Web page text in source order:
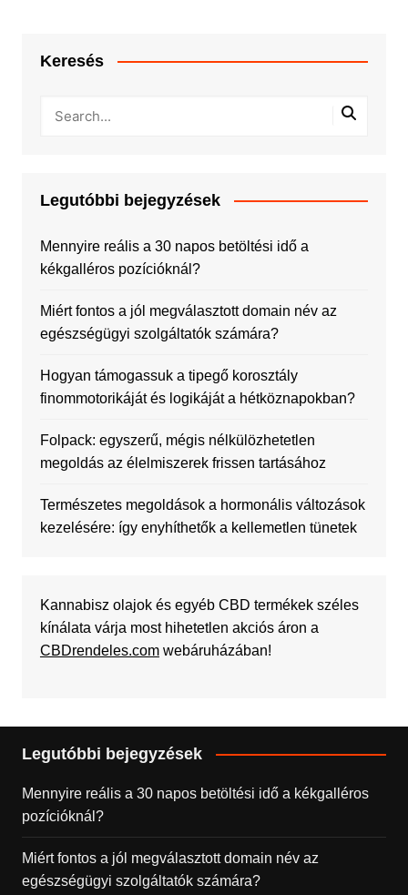
Keresés
Legutóbbi bejegyzések
Mennyire reális a 30 napos betöltési idő a
kékgalléros pozícióknál?
Miért fontos a jól megválasztott domain név az
egészségügyi szolgáltatók számára?
Hogyan támogassuk a tipegő korosztály
finommotorikáját és logikáját a hétköznapokban?
Folpack: egyszerű, mégis nélkülözhetetlen
megoldás az élelmiszerek frissen tartásához
Természetes megoldások a hormonális változások
kezelésére: így enyhíthetők a kellemetlen tünetek
Kannabisz olajok és egyéb CBD termékek széles
kínálata várja most hihetetlen akciós áron a
CBDrendeles.comwebáruházában!
Legutóbbi bejegyzések
Mennyire reális a 30 napos betöltési idő a kékgalléros
pozícióknál?
Miért fontos a jól megválasztott domain név az
egészségügyi szolgáltatók számára?